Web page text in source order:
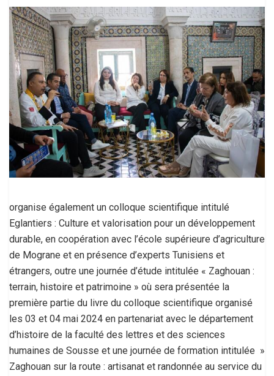
organise également un colloque scientifique intitulé
Eglantiers : Culture et valorisation pour un développement
durable, en coopération avec l’école supérieure d’agriculture
de Mograne et en présence d’experts Tunisiens et
étrangers, outre une journée d’étude intitulée « Zaghouan :
terrain, histoire et patrimoine » où sera présentée la
première partie du livre du colloque scientifique organisé
les 03 et 04 mai 2024 en partenariat avec le département
d’histoire de la faculté des lettres et des sciences
humaines de Sousse et une journée de formation intitulée »
Zaghouan sur la route : artisanat et randonnée au service du